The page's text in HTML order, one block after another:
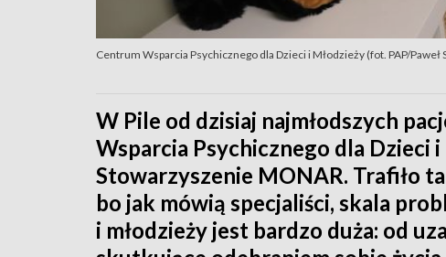
Centrum Wsparcia Psychicznego dla Dzieci i Młodzieży (fot. PAP/
W Pile od dzisiaj najmłodszych
Wsparcia Psychicznego dla Dzieci
Stowarzyszenie MONAR. Trafiło
bo jak mówią specjaliści, skala
i młodzieży jest bardzo duża: od